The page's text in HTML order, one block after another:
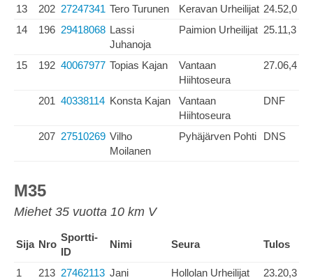
13 202 27247341 Tero Turunen Keravan Urheilijat 24.52,0
14
196 29418068 Lassi
Juhanoja
Paimion Urheilijat 25.11,3
15 192 40067977 Topias Kajan
Vantaan
Hiihtoseura
27.06,4
201 40338114 Konsta Kajan
Vantaan
Hiihtoseura
DNF
207 27510269 Vilho
Moilanen
Pyhäjärven Pohti DNS
M35
Miehet 35 vuotta 10 km V
Sija Nro
Sportti-
ID
Nimi Seura Tulos
1 213 27462113 Jani Hollolan Urheilijat 23.20,3